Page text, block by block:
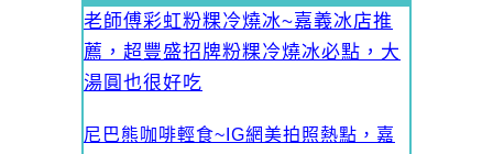
老師傅彩虹粉粿冷燒冰~嘉義冰店推
薦，超豐盛招牌粉粿冷燒冰必點，大
湯圓也很好吃
尼巴熊咖啡輕食~IG網美拍照熱點，嘉